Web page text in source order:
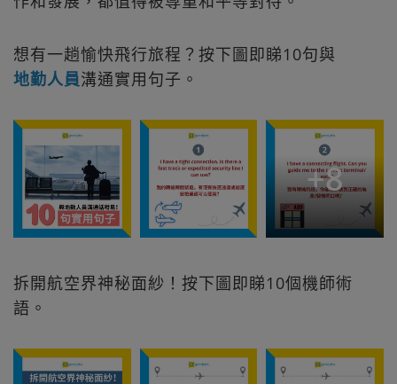
想有一趟愉快飛行旅程？按下圖即睇10句與
地勤人員溝通實用句子。
+8
拆開航空界神秘面紗！按下圖即睇10個機師術
語。